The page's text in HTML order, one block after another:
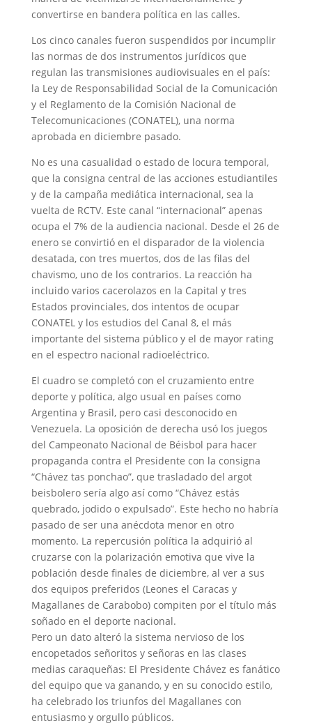
convertirse en bandera política en las calles.
Los cinco canales fueron suspendidos por incumplir
las normas de dos instrumentos jurídicos que
regulan las transmisiones audiovisuales en el país:
la Ley de Responsabilidad Social de la Comunicación
y el Reglamento de la Comisión Nacional de
Telecomunicaciones (CONATEL), una norma
aprobada en diciembre pasado.
No es una casualidad o estado de locura temporal,
que la consigna central de las acciones estudiantiles
y de la campaña mediática internacional, sea la
vuelta de RCTV. Este canal “internacional” apenas
ocupa el 7% de la audiencia nacional. Desde el 26 de
enero se convirtió en el disparador de la violencia
desatada, con tres muertos, dos de las filas del
chavismo, uno de los contrarios. La reacción ha
incluido varios cacerolazos en la Capital y tres
Estados provinciales, dos intentos de ocupar
CONATEL y los estudios del Canal 8, el más
importante del sistema público y el de mayor rating
en el espectro nacional radioeléctrico.
El cuadro se completó con el cruzamiento entre
deporte y política, algo usual en países como
Argentina y Brasil, pero casi desconocido en
Venezuela. La oposición de derecha usó los juegos
del Campeonato Nacional de Béisbol para hacer
propaganda contra el Presidente con la consigna
“Chávez tas ponchao”, que trasladado del argot
beisbolero sería algo así como “Chávez estás
quebrado, jodido o expulsado”. Este hecho no habría
pasado de ser una anécdota menor en otro
momento. La repercusión política la adquirió al
cruzarse con la polarización emotiva que vive la
población desde finales de diciembre, al ver a sus
dos equipos preferidos (Leones el Caracas y
Magallanes de Carabobo) compiten por el título más
soñado en el deporte nacional.
Pero un dato alteró la sistema nervioso de los
encopetados señoritos y señoras en las clases
medias caraqueñas: El Presidente Chávez es fanático
del equipo que va ganando, y en su conocido estilo,
ha celebrado los triunfos del Magallanes con
entusiasmo y orgullo públicos.